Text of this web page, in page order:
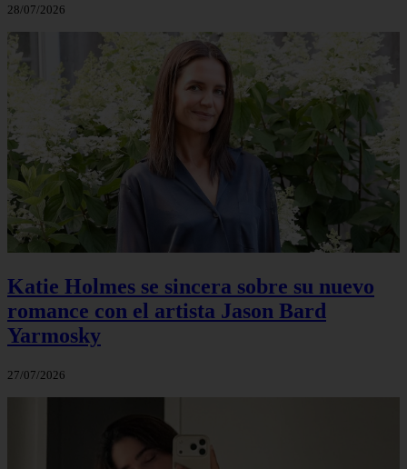
28/07/2026
Katie Holmes se sincera sobre su nuevo
romance con el artista Jason Bard
Yarmosky
27/07/2026